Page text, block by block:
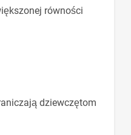
równości
dziewczętom